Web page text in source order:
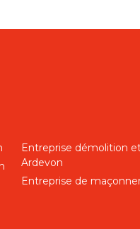
Entreprise démolition
Ardevon
Entreprise de